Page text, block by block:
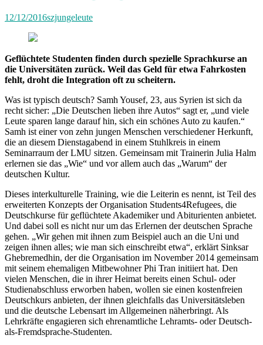
12/12/2016szjungeleute
Geflüchtete Studenten finden durch spezielle Sprachkurse an
die Universitäten zurück. Weil das Geld für etwa Fahrkosten
fehlt, droht die Integration oft zu scheitern.
Was ist typisch deutsch? Samh Yousef, 23, aus Syrien ist sich da
recht sicher: „Die Deutschen lieben ihre Autos“ sagt er, „und viele
Leute sparen lange darauf hin, sich ein schönes Auto zu kaufen.“
Samh ist einer von zehn jungen Menschen verschiedener Herkunft,
die an diesem Dienstagabend in einem Stuhlkreis in einem
Seminarraum der LMU sitzen. Gemeinsam mit Trainerin Julia Halm
erlernen sie das „Wie“ und vor allem auch das „Warum“ der
deutschen Kultur.
Dieses interkulturelle Training, wie die Leiterin es nennt, ist Teil des
erweiterten Konzepts der Organisation Students4Refugees, die
Deutschkurse für geflüchtete Akademiker und Abiturienten anbietet.
Und dabei soll es nicht nur um das Erlernen der deutschen Sprache
gehen. „Wir gehen mit ihnen zum Beispiel auch an die Uni und
zeigen ihnen alles; wie man sich einschreibt etwa“, erklärt Sinksar
Ghebremedhin, der die Organisation im November 2014 gemeinsam
mit seinem ehemaligen Mitbewohner Phi Tran initiiert hat. Den
vielen Menschen, die in ihrer Heimat bereits einen Schul- oder
Studienabschluss erworben haben, wollen sie einen kostenfreien
Deutschkurs anbieten, der ihnen gleichfalls das Universitätsleben
und die deutsche Lebensart im Allgemeinen näherbringt. Als
Lehrkräfte engagieren sich ehrenamtliche Lehramts- oder Deutsch-
als-Fremdsprache-Studenten.